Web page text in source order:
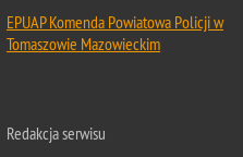
EPUAP Komenda Powiatowa Policji w
Tomaszowie Mazowieckim
Redakcja serwisu